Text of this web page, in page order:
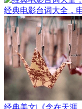
经典电影台词大全，
经典美文|《念在天涯